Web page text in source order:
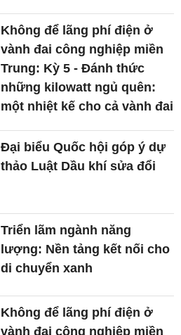
Không để lãng phí điện ở
vành đai công nghiệp miền
Trung: Kỳ 5 - Đánh thức
những kilowatt ngủ quên:
một nhiệt kế cho cả vành đai
Đại biểu Quốc hội góp ý dự
thảo Luật Dầu khí sửa đổi
Triển lãm ngành năng
lượng: Nền tảng kết nối cho
di chuyển xanh
Không để lãng phí điện ở
vành đai công nghiệp miền